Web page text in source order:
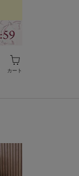
カート